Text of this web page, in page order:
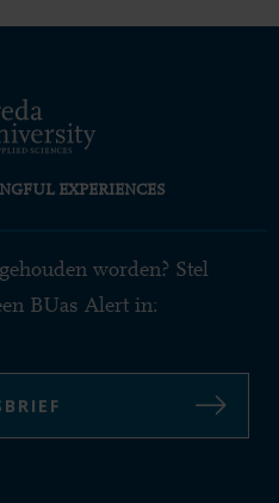
EXPERIENCES
worden? Stel
BUas Alert in: